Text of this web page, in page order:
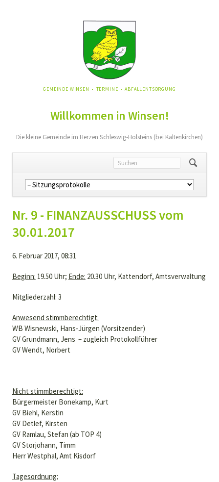
NAVIGATION
GEMEINDE WINSEN TERMINE ABFALLENTSORGUNG
Willkommen in Winsen!
Die kleine Gemeinde im Herzen Schleswig-Holsteins (bei Kaltenkirchen)
Navigation
überspringen
Nr. 9 - FINANZAUSSCHUSS vom
30.01.2017
6. Februar 2017, 08:31
Beginn: 19.50 Uhr; Ende: 20.30 Uhr, Kattendorf, Amtsverwaltung
Mitgliederzahl: 3
Anwesend stimmberechtigt:
WB Wisnewski, Hans-Jürgen (Vorsitzender)
GV Grundmann, Jens – zugleich Protokollführer
GV Wendt, Norbert
Nicht stimmberechtigt:
Bürgermeister Bonekamp, Kurt
GV Biehl, Kerstin
GV Detlef, Kirsten
GV Ramlau, Stefan (ab TOP 4)
GV Storjohann, Timm
Herr Westphal, Amt Kisdorf
Tagesordnung: